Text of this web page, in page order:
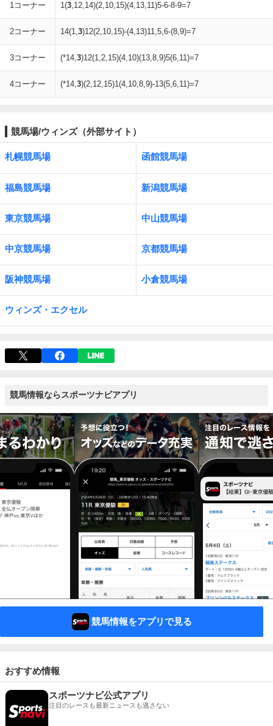
1コーナー 1(3,12,14)(2,10,15)(4,13,11)5-6-8-9=7
2コーナー 14(1,3)12(2,10,15)-(4,13)11,5,6-(8,9)=7
3コーナー (*14,3)12(1,2,15)(4,10)(13,8,9)5(6,11)=7
4コーナー (*14,3)(2,12,15)1(4,10,8,9)-13(5,6,11)=7
競馬場/ウィンズ（外部サイト）
札幌競馬場 函館競馬場
福島競馬場 新潟競馬場
東京競馬場 中山競馬場
中京競馬場 京都競馬場
阪神競馬場 小倉競馬場
ウィンズ・エクセル
競馬情報ならスポーツナビアプリ
競馬情報をアプリで見る
おすすめ情報
スポーツナビ公式アプリ
注目のレースも最新ニュースも逃さない